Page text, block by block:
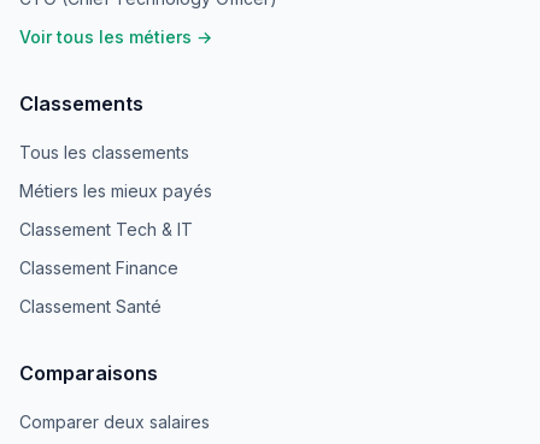
Voir tous les métiers →
Classements
Tous les classements
Métiers les mieux payés
Classement Tech & IT
Classement Finance
Classement Santé
Comparaisons
Comparer deux salaires